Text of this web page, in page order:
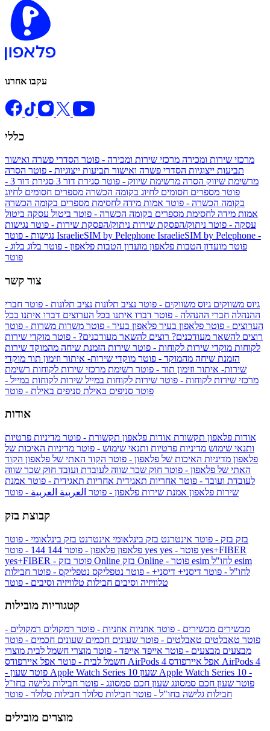
עקבו אחרנו
כללי
מרכזי שירות ומכירה מרכזי שירות ומכירה - פוטר הסדרי פשרה ואישור
תביעות ייצוגיות הסדרי פשרה ואישור תביעות ייצוגיות - פוטר הסרה
מרשימת שיווק הסרה מרשימת שיווק - פוטר סגירת דור 3
סגירת דור 3 -
פוטר מספרים חסומים לחיוג בקומה הכשרה מספרים חסומים לחיוג
בקומה הכשרה - פוטר אמות מידה לחסימת מספרים בקומה הכשרה
אמות מידה לחסימת מספרים בקומה הכשרה - פוטר ביטול עסקה ביטול
עסקה - פוטר ניתוק/הפסקת שירות ניתוק/הפסקת שירות - פוטר נגישות
IsraelieSIM by Pelephone IsraelieSIM by Pelephone -
פוטר מועדון הטבות פלאפון מועדון הטבות פלאפון - פוטר בלוג בלוג -
פוטר
צור קשר
גיוס משווקים גיוס משווקים - פוטר נציב תלונות נציב תלונות - פוטר חברי
ההנהלה חברי ההנהלה - פוטר דברו איתנו בכל הערוצים דברו איתנו בכל
הערוצים - פוטר פלאפון בעיר פלאפון בעיר - פוטר משרות משרות - פוטר
רוצים להשאר מעודכנים? רוצים להשאר מעודכנים? - פוטר מוקדי שירות
לקוחות מוקדי שירות לקוחות - פוטר שירות הזמנת שיחה מהמוקד שירות
הזמנת שיחה מהמוקד - פוטר מוקדי שירות- איתור וזימון תור מוקדי
שירות- איתור וזימון תור - פוטר רשימת מרכזי שירות לקוחות רשימת
מרכזי שירות לקוחות - פוטר שירות לקוחות במייל שירות לקוחות במייל -
פוטר סניפים באילת סניפים באילת - פוטר
אודות
אודות פלאפון תקשורת אודות פלאפון תקשורת - פוטר מדיניות פרטיות
ותנאי שימוש מדיניות פרטיות ותנאי שימוש - פוטר מדיניות האיכות של
פלאפון מדיניות האיכות של פלאפון - פוטר הקוד האתי של פלאפון הקוד
האתי של פלאפון - פוטר חוק שכר שווה לעובדת ועובד חוק שכר שווה
לעובדת ועובד - פוטר אחריות תאגידית אחריות תאגידית - פוטר אמנת
שירות פלאפון אמנת שירות פלאפון - פוטר العربية العربية - פוטר
קבוצת בזק
בזק בזק - פוטר אינטרנט בזק בינלאומי אינטרנט בזק בינלאומי - פוטר
פלאפון פלאפון - פוטר 144 yes
yes+FIBER
yes+FIBER - פוטר בזק Online
esim
לחו"ל - פוטר דיסני+ דיסני+ - פוטר נטפליקס נטפליקס - פוטר חבילות
טלוויזיה וסיבים חבילות טלוויזיה וסיבים - פוטר
קטגוריות מובילות
מכשירים מכשירים - פוטר אוזניות אוזניות - פוטר רמקולים רמקולים -
פוטר טאבלטים טאבלטים - פוטר שעונים חכמים שעונים חכמים - פוטר
מבצעים מבצעים - פוטר אייפד אייפד - פוטר מוצרי חשמל לבית מוצרי
חשמל לבית - פוטר אפל איירפודס AirPods 4 אפל איירפודס AirPods 4
- פוטר שעון Apple Watch Series 10 שעון Apple Watch Series 10 -
פוטר שעון חכם סמסונג שעון חכם סמסונג - פוטר חבילות גלישה בחו"ל
חבילות גלישה בחו"ל - פוטר חבילות סלולר חבילות סלולר - פוטר
מוצרים מובילים